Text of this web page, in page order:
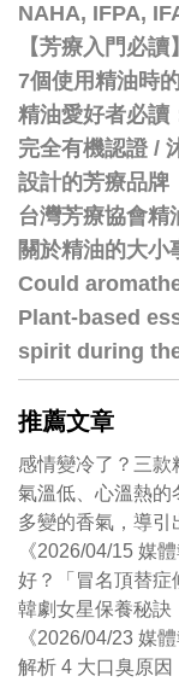
NAHA, IFPA,
【芳療入門必
7個使用精油時
精油愛好者必讀
完全有機認證 /
設計的芳療品牌
台灣芳療協會精
關於精油的大小
Could
Plant-based
spirit during
推薦文章
感情變冷了？三款
氣溫低、心溫熱的
多變的香氣，導引
《2026/04/15 媒
好？「冒名頂替症
韓劇女星保養秘訣
《2026/04/23 媒
解析 4 大口臭原